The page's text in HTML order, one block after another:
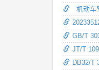
机动车
GB/T
JT/T
DB32/T